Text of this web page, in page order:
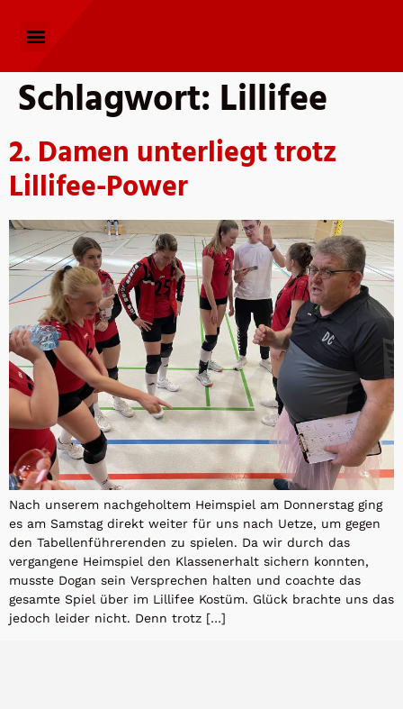
Schlagwort: Lillifee
2. Damen unterliegt trotz
Lillifee-Power
Nach unserem nachgeholtem Heimspiel am Donnerstag ging
es am Samstag direkt weiter für uns nach Uetze, um gegen
den Tabellenführerenden zu spielen. Da wir durch das
vergangene Heimspiel den Klassenerhalt sichern konnten,
musste Dogan sein Versprechen halten und coachte das
gesamte Spiel über im Lillifee Kostüm. Glück brachte uns das
jedoch leider nicht. Denn trotz […]